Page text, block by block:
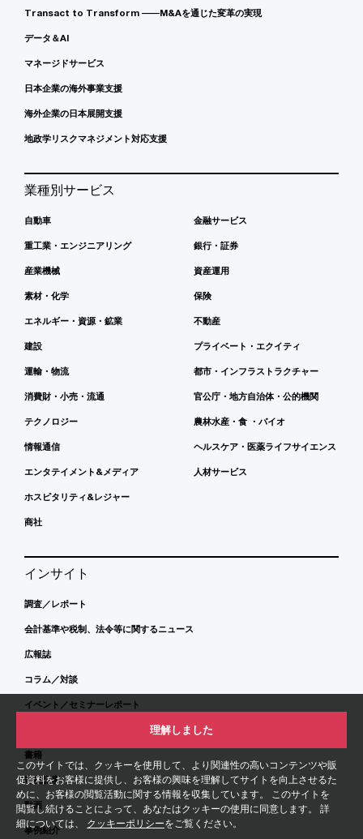
このサイトでは、クッキーを使用して、より関連性の高いコンテンツや販
促資料をお客様に提供し、お客様の興味を理解してサイトを向上させるた
めに、お客様の閲覧活動に関する情報を収集しています。 このサイトを
閲覧し続けることによって、あなたはクッキーの使用に同意します。 詳
細については、 クッキーポリシーをご覧ください。
理解しました
Transact to Transform ――M&Aを通じた変革の実現
データ＆AI
マネージドサービス
日本企業の海外事業支援
海外企業の日本展開支援
地政学リスクマネジメント対応支援
業種別サービス
自動車
重工業・エンジニアリング
産業機械
素材・化学
エネルギー・資源・鉱業
建設
運輸・物流
消費財・小売・流通
テクノロジー
情報通信
エンタテイメント&メディア
ホスピタリティ&レジャー
商社
金融サービス
銀行・証券
資産運用
保険
不動産
プライベート・エクイティ
都市・インフラストラクチャー
官公庁・地方自治体・公的機関
農林水産・食 ・バイオ
ヘルスケア・医薬ライフサイエンス
人材サービス
インサイト
調査／レポート
会計基準や税制、法令等に関するニュース
広報誌
コラム／対談
イベント／セミナーレポート
書籍
寄稿記事
動画
事例紹介